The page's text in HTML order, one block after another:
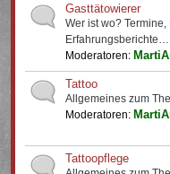
Gasttätowierer
Wer ist wo?
Moderatoren:
Tattoo
Allgemeines zum
Moderatoren:
Tattoopflege